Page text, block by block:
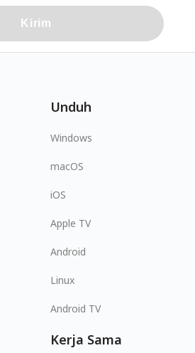
Kirim
Unduh
Windows
macOS
iOS
Apple TV
Android
Linux
Android TV
Kerja Sama